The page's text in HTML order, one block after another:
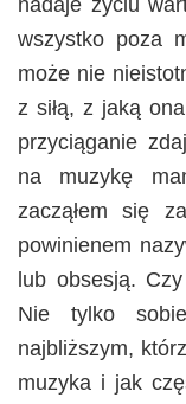
nadaje życiu
wszystko poza
może nie
z siłą, z jaką
przyciąganie
na muzykę
zacząłem się
powinienem
lub obsesją.
Nie tylko
najbliższym,
muzyka i jak